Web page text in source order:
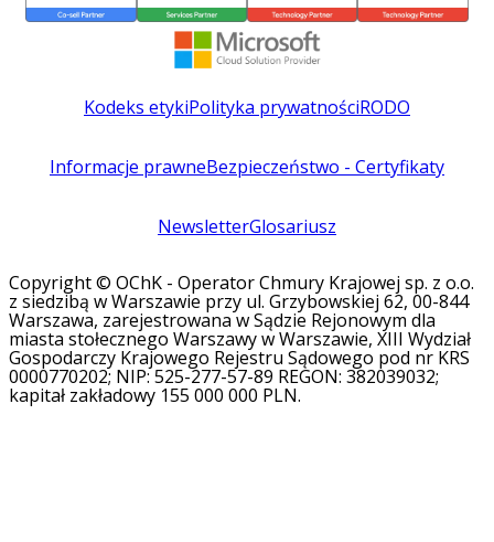
Kodeks etykiPolityka prywatnościRODO
Informacje prawneBezpieczeństwo - Certyfikaty
NewsletterGlosariusz
Copyright © OChK - Operator Chmury Krajowej sp. z o.o.
z siedzibą w Warszawie przy ul. Grzybowskiej 62, 00-844
Warszawa, zarejestrowana w Sądzie Rejonowym dla
miasta stołecznego Warszawy w Warszawie, XIII Wydział
Gospodarczy Krajowego Rejestru Sądowego pod nr KRS
0000770202; NIP: 525-277-57-89 REGON: 382039032;
kapitał zakładowy 155 000 000 PLN.